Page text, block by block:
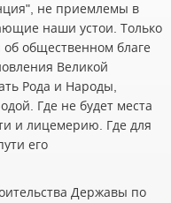
не приемлемы в
наши устои. Только
общественном благе
Великой
Рода и Народы,
Где не будет места
и лицемерию. Где для
его
Державы по